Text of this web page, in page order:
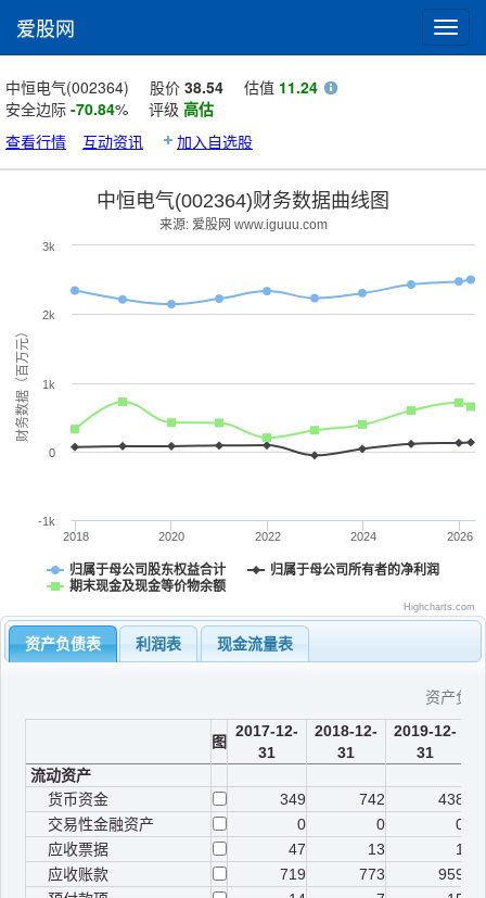
爱股网
中恒电气(002364) 股价 38.54 估值 11.24
安全边际 -70.84% 评级 高估
查看行情
互动资讯 加入自选股
财务数据（百万元）
中恒电气(002364)财务数据曲线图
来源: 爱股网 www.iguuu.com
归属于母公司股东权益合计
归属于母公司所有者的净利润
期末现金及现金等价物余额
2018 2020 2022 2024 2026
-1k
0
1k
2k
3k
Highcharts.com
资产负债表 利润表 现金流量表
资产负
图
2017-12-
31
2018-12-
31
2019-12-
31
流动资产
货币资金
349 742
438
交易性金融资产
0 0
0
应收票据
47 13
1
应收账款
719 773
959